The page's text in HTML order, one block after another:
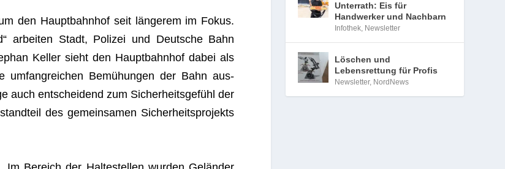
den Haupt­bahn­hof seit län­ge­rem im Fokus.
arbei­ten Stadt, Poli­zei und Deut­sche Bahn
Kel­ler sieht den Haupt­bahn­hof dabei als
umfang­rei­chen Bemü­hun­gen der Bahn aus­
auch ent­schei­dend zum Sicher­heits­ge­fühl der
des gemein­sa­men Sicher­heits­pro­jekts
Unterrath: Eis für
Handwerker und Nachbarn
Infothek, Newsletter
Löschen und
Lebensrettung für Profis
Newsletter, NordNews